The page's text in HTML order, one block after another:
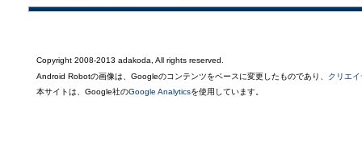
Copyright 2008-2013 adakoda, All rights reserved.
Android Robotの画像は、Googleのコンテンツをベースに変更したものであり、 クリエ
本サイトは、Google社のGoogle Analyticsを使用しています。